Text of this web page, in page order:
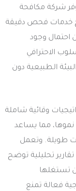
شركة مكافحة
خدمات فحص دقيقة
احتمال وجود
الاحترافي
الطبيعية دون
وقائية شاملة
نموها، مما يساعد
طويلة. وتعمل
تحليلية توضح
تستغلها
فعالة تمنع